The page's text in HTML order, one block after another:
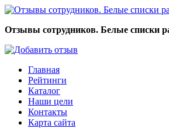
Отзывы сотрудников. Белые списки
Главная
Рейтинги
Каталог
Наши цели
Контакты
Карта сайта